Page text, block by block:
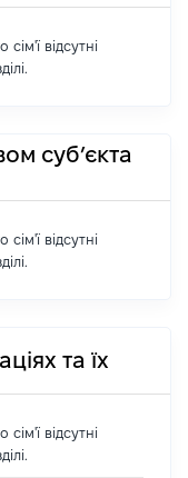
відсутні
суб’єкта
відсутні
та їх
відсутні